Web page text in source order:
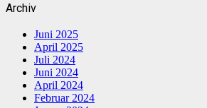
Archiv
Juni 2025
April 2025
Juli 2024
Juni 2024
April 2024
Februar 2024